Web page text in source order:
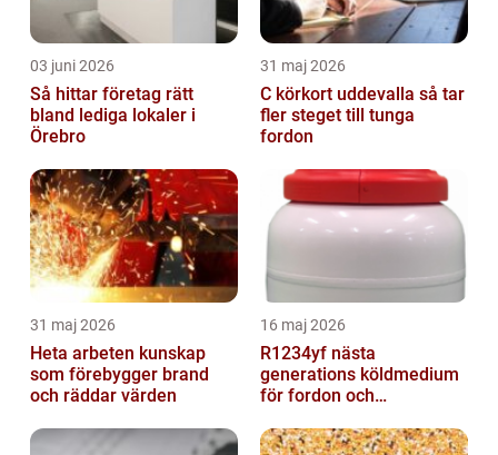
03 juni 2026
Så hittar företag rätt
bland lediga lokaler i
Örebro
31 maj 2026
C körkort uddevalla så tar
fler steget till tunga
fordon
31 maj 2026
Heta arbeten kunskap
som förebygger brand
och räddar värden
16 maj 2026
R1234yf nästa
generations köldmedium
för fordon och